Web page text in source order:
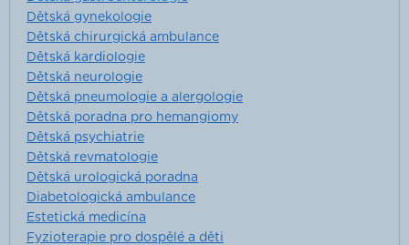
Dětská gynekologie
Dětská chirurgická ambulance
Dětská kardiologie
Dětská neurologie
Dětská pneumologie a alergologie
Dětská poradna pro hemangiomy
Dětská psychiatrie
Dětská revmatologie
Dětská urologická poradna
Diabetologická ambulance
Estetická medicína
Fyzioterapie pro dospělé a děti